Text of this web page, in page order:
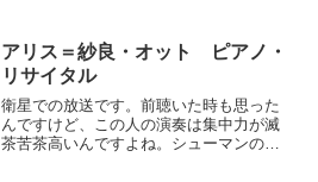
有りますが、旧作の転用も多いのだそう
です。これは超高濃度の音...
アリス＝紗良・オット ピアノ・
リサイタル
衛星での放送です。前聴いた時も思った
んですけど、この人の演奏は集中力が滅
茶苦茶高いんですよね。シューマンの